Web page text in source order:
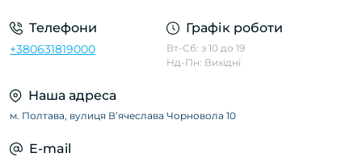
Телефони
+380631819000
Графік роботи
Вт-Сб: з 10 до 19
Нд-Пн: Вихідні
Наша адреса
м. Полтава, вулиця Вʼячеслава Чорновола 10
E-mail